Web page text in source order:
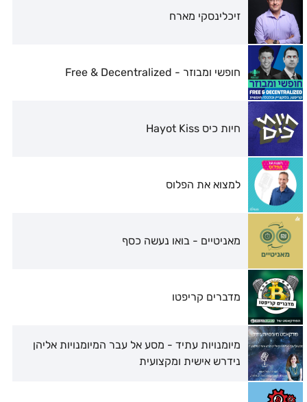
זיכלינסקי מארח
חופשי ומבוזר - Free & Decentralized
חיות כיס Hayot Kiss
למצוא את הפלוס
מאניטיים - בואו נעשה כסף
מדברים קריפטו
מיומנויות עתיד - מסע אל עבר המיומנויות אליהן
נידרש אישית ומקצועית